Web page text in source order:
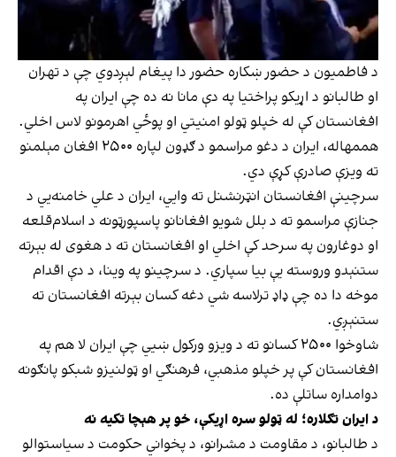
د فاطمیون د حضور ښکاره حضور دا پیغام لېږدوي چې د تهران
او طالبانو د اړیکو پراختیا په دې مانا نه ده چې ایران په
افغانستان کې له خپلو ټولو امنیتي او پوځي اهرمونو لاس اخلي.
هممهاله، ایران د دغو مراسمو د ګډون لپاره ۲۵۰۰ افغان مېلمنو
ته ویزې صادرې کړې دي.
سرچینې افغانستان انټرنشنل ته وايي، ایران د علي خامنه‌یي د
جنازې مراسمو ته د بلل شویو افغانانو پاسپورټونه د اسلام‌قلعه
او دوغارون په سرحد کې اخلي او افغانستان ته د هغوی له بېرته
ستنېدو وروسته یې بیا سپاري. د سرچینو په وینا، د دې اقدام
موخه دا ده چې ډاډ ترلاسه شي دغه کسان بېرته افغانستان ته
ستنېږي.
شاوخوا ۲۵۰۰ کسانو ته د ویزو ورکول ښيي چې ایران لا هم په
افغانستان کې پر خپلو مذهبي، فرهنګي او ټولنیزو شبکو پانګونه
دوامداره ساتلې ده.
د ایران تګلاره؛ له ټولو سره اړیکې، خو پر هېچا تکیه نه
د طالبانو، د مقاومت د مشرانو، د پخواني حکومت د سیاستوالو